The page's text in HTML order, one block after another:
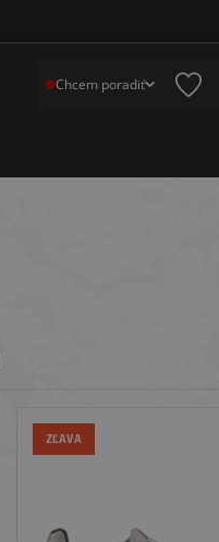
Chcem poradiť
ZĽAVA